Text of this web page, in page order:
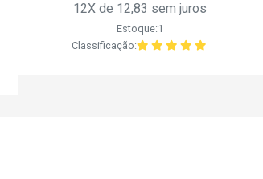
12X de 12,83 sem juros
Estoque:1
Classificação: